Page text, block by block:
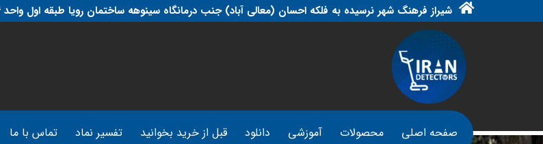
شیراز فرهنگ شهر نرسیده به فلکه احسان (معالی آباد) جنب درمانگاه سینوهه ساختمان رویا طبقه اول واحد ۴
صفحه اصلی محصولات آموزشی دانلود قبل از خرید بخوانید تفسیر نماد تماس با ما